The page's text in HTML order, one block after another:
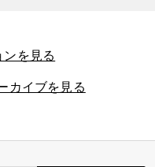
ンを見る
カイブを見る